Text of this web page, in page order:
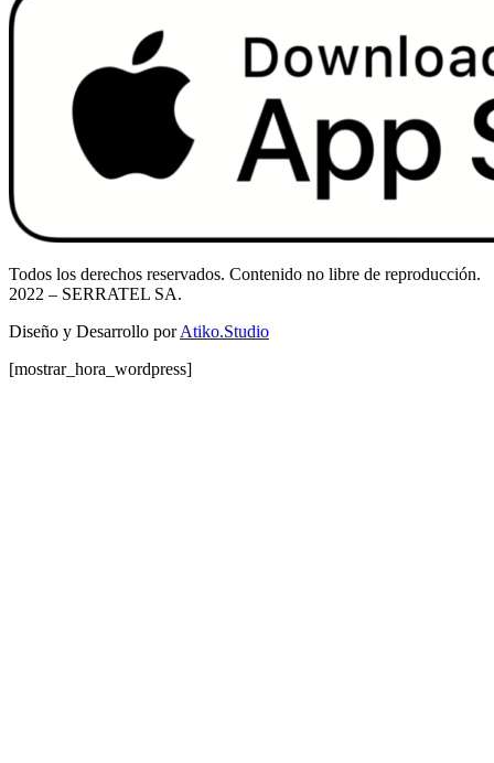
Todos los derechos reservados. Contenido no libre de reproducción.
2022 – SERRATEL SA.
Diseño y Desarrollo porAtiko.Studio
[mostrar_hora_wordpress]